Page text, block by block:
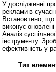
У дослідженні
реклами в
Встановлено, що
виконує оновлені
Аналіз
інструменту.
ефективність у
Тип